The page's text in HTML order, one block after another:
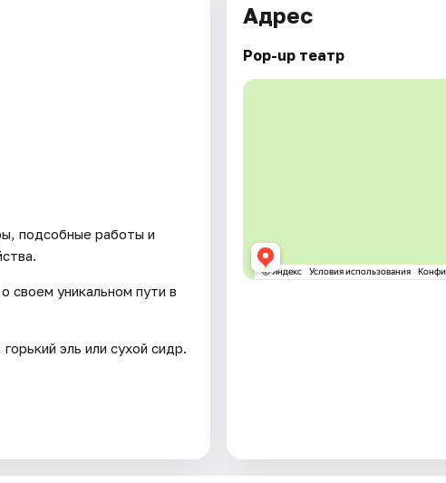
подсобные работы и
своем уникальном пути в
эль или сухой сидр.
Адрес
Pop-up театр